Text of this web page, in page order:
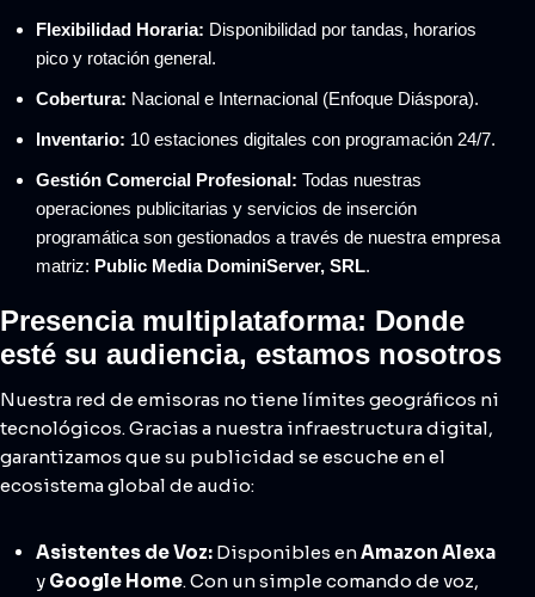
Flexibilidad Horaria: Disponibilidad por tandas, horarios
pico y rotación general.
Cobertura: Nacional e Internacional (Enfoque Diáspora).
Inventario: 10 estaciones digitales con programación 24/7.
Gestión Comercial Profesional: Todas nuestras
operaciones publicitarias y servicios de inserción
programática son gestionados a través de nuestra empresa
matriz: Public Media DominiServer, SRL.
Presencia multiplataforma: Donde
esté su audiencia, estamos nosotros
Nuestra red de emisoras no tiene límites geográficos ni
tecnológicos. Gracias a nuestra infraestructura digital,
garantizamos que su publicidad se escuche en el
ecosistema global de audio:
Asistentes de Voz: Disponibles enAmazon Alexa
y Google Home. Con un simple comando de voz,